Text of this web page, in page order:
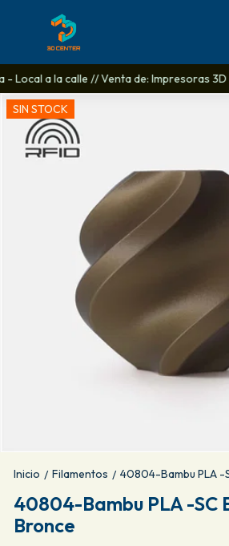
a la calle // Venta de: Impresoras 3D -
SIN STOCK
Inicio / Filamentos / 40804-Bambu PLA -
40804-Bambu PLA -SC
Bronce